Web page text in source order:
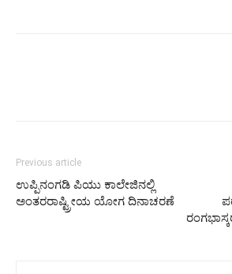
Previous article
ಉಪ್ಪಿನಂಗಡಿ ಪಿಯು ಕಾಲೇಜಿನಲ್ಲಿ
ಅಂತರರಾಷ್ಟ್ರೀಯ ಯೋಗ ದಿನಾಚರಣೆ